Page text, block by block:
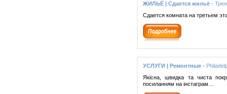
ЖИЛЬЁ | Сдается жильё -
Сдается комната на третьем
УСЛУГИ | Ремонтные -
Якісна, швидка та чиста
посиланням на інстаграм…